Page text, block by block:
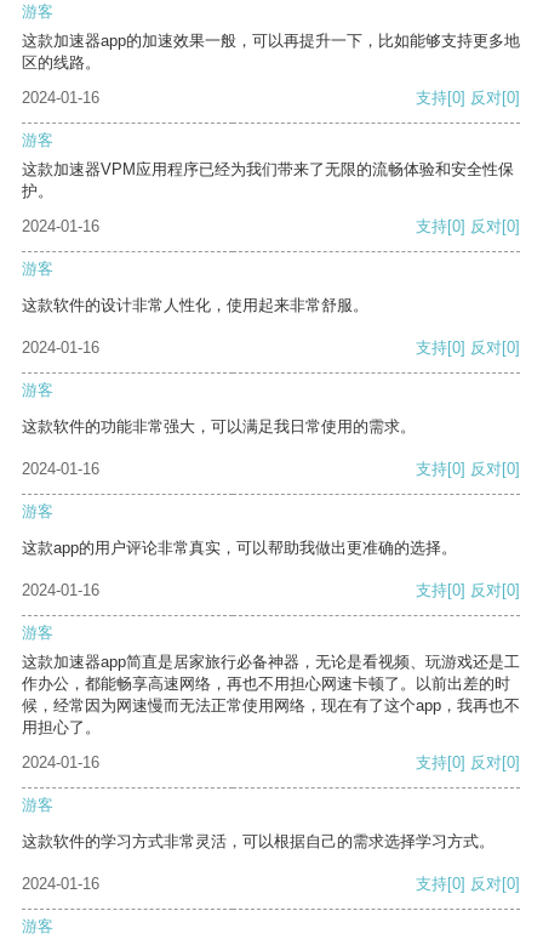
游客
这款加速器app的加速效果一般，可以再提升一下，比如能够支持更多地
区的线路。
2024-01-16
支持[0] 反对[0]
游客
这款加速器VPM应用程序已经为我们带来了无限的流畅体验和安全性保
护。
2024-01-16
支持[0] 反对[0]
游客
这款软件的设计非常人性化，使用起来非常舒服。
2024-01-16 支持[0] 反对[0]
游客
这款软件的功能非常强大，可以满足我日常使用的需求。
2024-01-16 支持[0] 反对[0]
游客
这款app的用户评论非常真实，可以帮助我做出更准确的选择。
2024-01-16 支持[0] 反对[0]
游客
这款加速器app简直是居家旅行必备神器，无论是看视频、玩游戏还是工
作办公，都能畅享高速网络，再也不用担心网速卡顿了。以前出差的时
候，经常因为网速慢而无法正常使用网络，现在有了这个app，我再也不
用担心了。
2024-01-16
支持[0] 反对[0]
游客
这款软件的学习方式非常灵活，可以根据自己的需求选择学习方式。
2024-01-16 支持[0] 反对[0]
游客